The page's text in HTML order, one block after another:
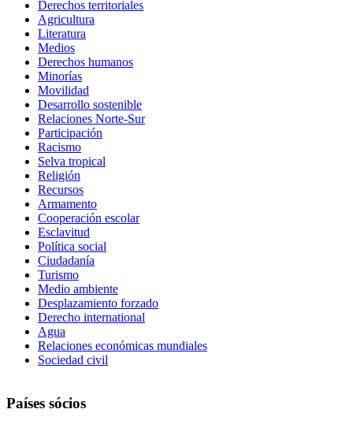
Derechos territoriales
Agricultura
Literatura
Medios
Derechos humanos
Minorías
Movilidad
Desarrollo sostenible
Relaciones Norte-Sur
Participación
Racismo
Selva tropical
Religión
Recursos
Armamento
Cooperación escolar
Esclavitud
Política social
Ciudadanía
Turismo
Medio ambiente
Desplazamiento forzado
Derecho international
Agua
Relaciones económicas mundiales
Sociedad civil
Países sócios